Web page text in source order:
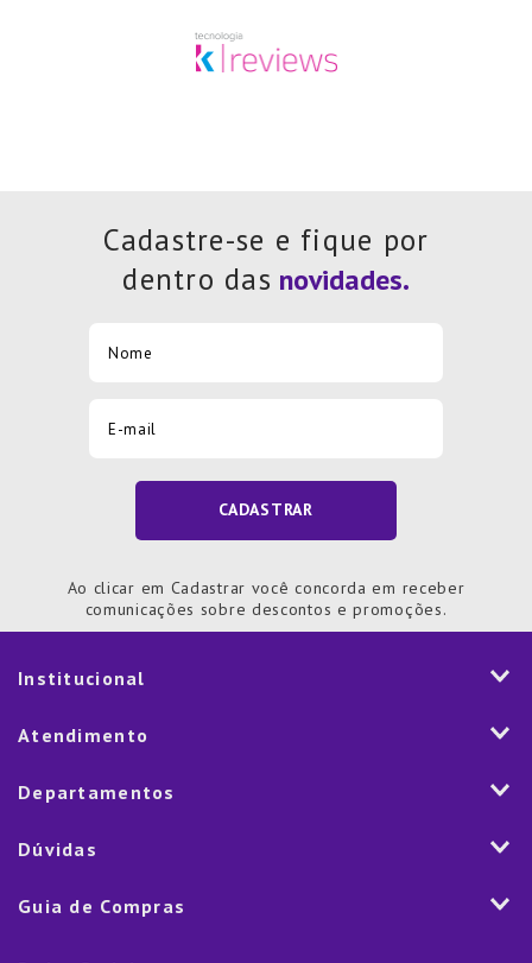
Cadastre-se e fique por
dentro das
CADASTRAR
Ao clicar em Cadastrar você concorda em receber
comunicações sobre descontos e promoções.
Institucional
História
Nossas Lojas
Marketplace
Atendimento
Fale Conosco
Trocas e Devoluções
Departamentos
Mesa
Eletroportáteis
Dúvidas
Como Comprar
Guia de Compras